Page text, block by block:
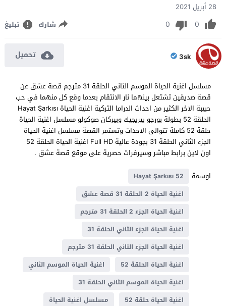
28 أبريل 2021
0
0 شارك تبليغ
3sk تحميل
مسلسل اغنية الحياة الموسم الثاني الحلقة 31 مترجم قصة عشق عن
قصة صديقين تشتعل بينهما نار الانتقام بعدما وقع كل منهما في حب
حبيبة الاخر الكثير من احداث الدراما التركية اغنية الحياة Hayat Şarkısı
الحلقة 52 بطولة بورجو بيريجيك وبيركان صوكولو مسلسل اغنية الحياة
حلقة 52 كاملة تتوالى الاحداث وتستمر القصة مسلسل اغنية الحياة
الجزء الثاني الحلقة 31 بجودة عالية Full HD اغنية الحياة الحلقة 52
اون لاين برابط مباشر وسيرفرات حصرية على موقع قصة عشق .
اوسمة
Hayat Şarkısı 52
اغنية الحياة 2 الحلقة 31 قصة عشق
اغنية الحياة الجزء 2 الحلقة 31 مترجم
اغنية الحياة الجزء الثاني الحلقة 31
اغنية الحياة الجزء الثاني الحلقة 31 مترجم
اغنية الحياة الحلقة 52
اغنية الحياة الموسم الثاني
اغنية الحياة الموسم الثاني الحلقة 31
اغنية الحياة حلقة 52
مسلسل اغنية الحياة